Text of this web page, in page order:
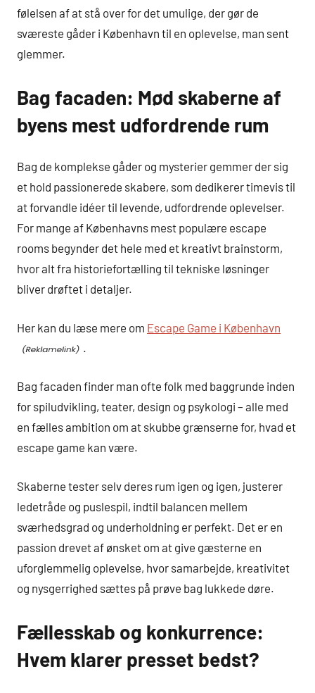
følelsen af at stå over for det umulige, der gør de
sværeste gåder i København til en oplevelse, man sent
glemmer.
Bag facaden: Mød skaberne af
byens mest udfordrende rum
Bag de komplekse gåder og mysterier gemmer der sig
et hold passionerede skabere, som dedikerer timevis til
at forvandle idéer til levende, udfordrende oplevelser.
For mange af Københavns mest populære escape
rooms begynder det hele med et kreativt brainstorm,
hvor alt fra historiefortælling til tekniske løsninger
bliver drøftet i detaljer.
Her kan du læse mere om Escape Game i København
.
Bag facaden finder man ofte folk med baggrunde inden
for spiludvikling, teater, design og psykologi – alle med
en fælles ambition om at skubbe grænserne for, hvad et
escape game kan være.
Skaberne tester selv deres rum igen og igen, justerer
ledetråde og puslespil, indtil balancen mellem
sværhedsgrad og underholdning er perfekt. Det er en
passion drevet af ønsket om at give gæsterne en
uforglemmelig oplevelse, hvor samarbejde, kreativitet
og nysgerrighed sættes på prøve bag lukkede døre.
Fællesskab og konkurrence:
Hvem klarer presset bedst?